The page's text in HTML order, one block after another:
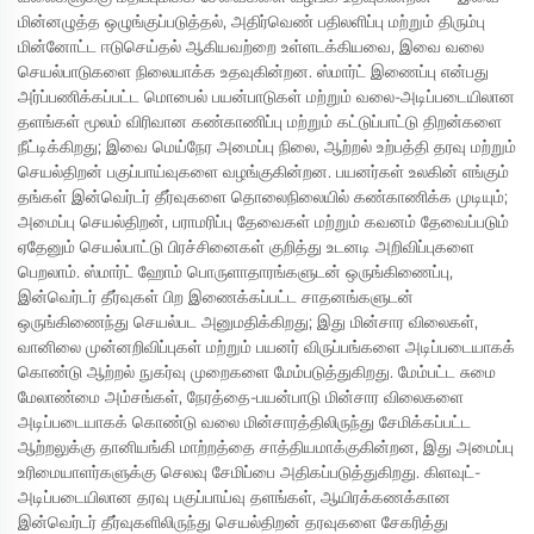
மின்னழுத்த ஒழுங்குப்படுத்தல், அதிர்வெண் பதிலளிப்பு மற்றும் திரும்பு
மின்னோட்ட ஈடுசெய்தல் ஆகியவற்றை உள்ளடக்கியவை, இவை வலை
செயல்பாடுகளை நிலையாக்க உதவுகின்றன. ஸ்மார்ட் இணைப்பு என்பது
அர்ப்பணிக்கப்பட்ட மொபைல் பயன்பாடுகள் மற்றும் வலை-அடிப்படையிலான
தளங்கள் மூலம் விரிவான கண்காணிப்பு மற்றும் கட்டுப்பாட்டு திறன்களை
நீட்டிக்கிறது; இவை மெய்நேர அமைப்பு நிலை, ஆற்றல் உற்பத்தி தரவு மற்றும்
செயல்திறன் பகுப்பாய்வுகளை வழங்குகின்றன. பயனர்கள் உலகின் எங்கும்
தங்கள் இன்வெர்டர் தீர்வுகளை தொலைநிலையில் கண்காணிக்க முடியும்;
அமைப்பு செயல்திறன், பராமரிப்பு தேவைகள் மற்றும் கவனம் தேவைப்படும்
ஏதேனும் செயல்பாட்டு பிரச்சினைகள் குறித்து உடனடி அறிவிப்புகளை
பெறலாம். ஸ்மார்ட் ஹோம் பொருளாதாரங்களுடன் ஒருங்கிணைப்பு,
இன்வெர்டர் தீர்வுகள் பிற இணைக்கப்பட்ட சாதனங்களுடன்
ஒருங்கிணைந்து செயல்பட அனுமதிக்கிறது; இது மின்சார விலைகள்,
வானிலை முன்னறிவிப்புகள் மற்றும் பயனர் விருப்பங்களை அடிப்படையாகக்
கொண்டு ஆற்றல் நுகர்வு முறைகளை மேம்படுத்துகிறது. மேம்பட்ட சுமை
மேலாண்மை அம்சங்கள், நேரத்தை-பயன்பாடு மின்சார விலைகளை
அடிப்படையாகக் கொண்டு வலை மின்சாரத்திலிருந்து சேமிக்கப்பட்ட
ஆற்றலுக்கு தானியங்கி மாற்றத்தை சாத்தியமாக்குகின்றன, இது அமைப்பு
உரிமையாளர்களுக்கு செலவு சேமிப்பை அதிகப்படுத்துகிறது. கிளவுட்-
அடிப்படையிலான தரவு பகுப்பாய்வு தளங்கள், ஆயிரக்கணக்கான
இன்வெர்டர் தீர்வுகளிலிருந்து செயல்திறன் தரவுகளை சேகரித்து